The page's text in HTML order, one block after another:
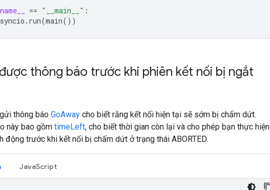
== "__main__" :
. run(main())
thông báo trước khi phiên kết nối bị ngắt
thông báo GoAway cho biết rằng kết nối hiện tại sẽ sớm bị chấm dứt.
này bao gồm timeLeft, cho biết thời gian còn lại và cho phép bạn thực hiện
động trước khi kết nối bị chấm dứt ở trạng thái ABORTED.
JavaScript